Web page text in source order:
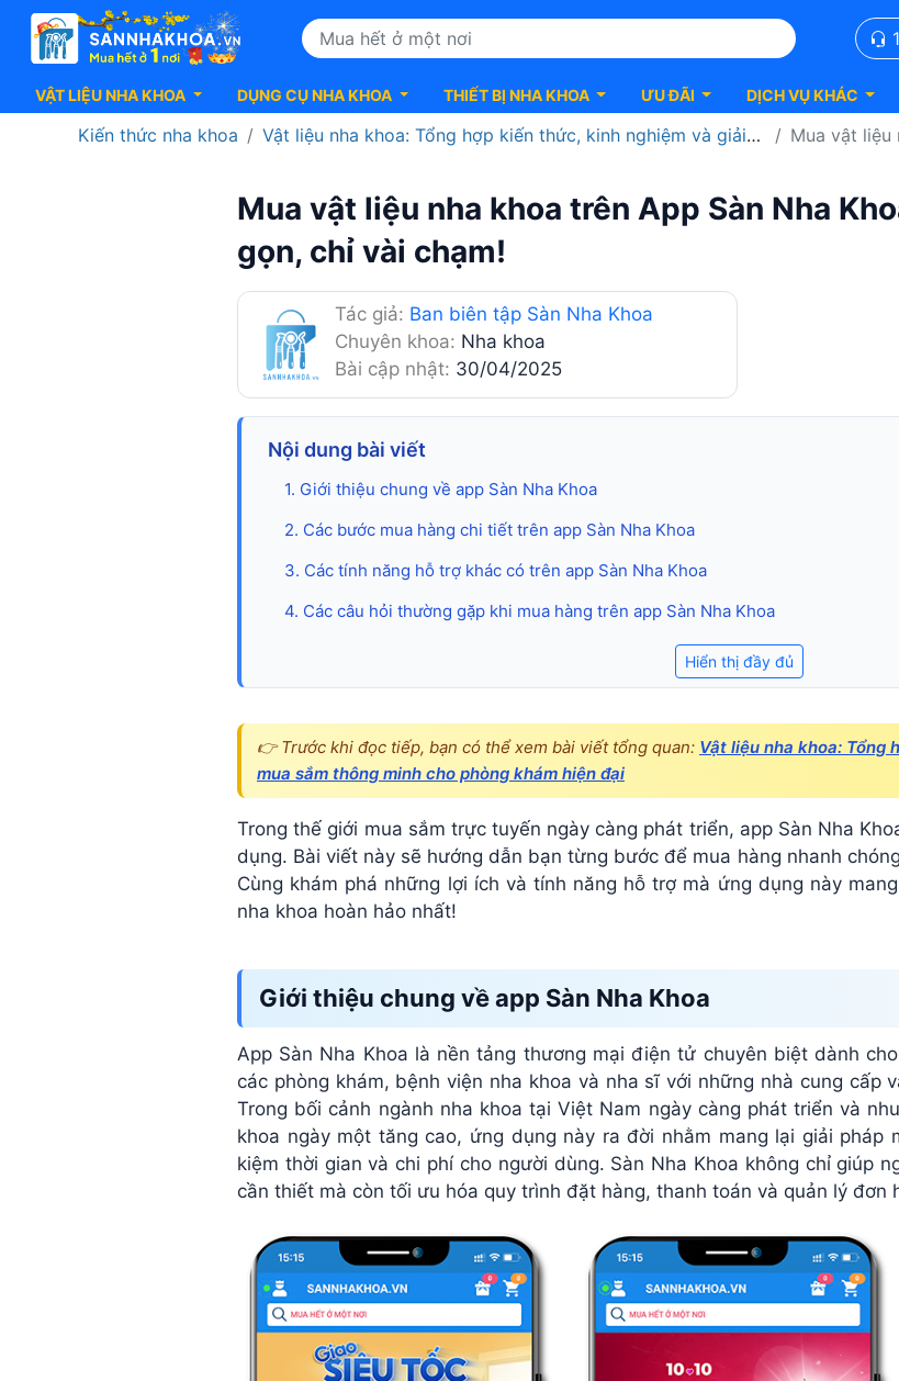
VẬT LIỆU NHA KHOA DỤNG CỤ NHA KHOA THIẾT BỊ NHA KHOA ƯU ĐÃI DỊCH VỤ KHÁC
Kiến thức nha khoa Vật liệu nha khoa: Tổng hợp kiến thức, kinh nghiệm và giải pháp mua sắm thông minh cho phòng khám hiện đại Mua vật liệu nha
Mua vật liệu nha khoa trên App Sàn Nha
gọn, chỉ vài chạm!
Tác giả: Ban biên tập Sàn Nha Khoa
Chuyên khoa: Nha khoa
Bài cập nhật: 30/04/2025
Nội dung bài viết
1. Giới thiệu chung về app Sàn Nha Khoa
2. Các bước mua hàng chi tiết trên app Sàn Nha Khoa
3. Các tính năng hỗ trợ khác có trên app Sàn Nha Khoa
4. Các câu hỏi thường gặp khi mua hàng trên app Sàn Nha Khoa
Hiển thị đầy đủ
👉 Trước khi đọc tiếp, bạn có thể xem bài viết tổng quan: Vật liệu nha khoa: Tổng
mua sắm thông minh cho phòng khám hiện đại
Trong thế giới mua sắm trực tuyến ngày càng phát triển, app Sàn Nha
dụng. Bài viết này sẽ hướng dẫn bạn từng bước để mua hàng nhanh
Cùng khám phá những lợi ích và tính năng hỗ trợ mà ứng dụng này
nha khoa hoàn hảo nhất!
Giới thiệu chung về app Sàn Nha Khoa
App Sàn Nha Khoa là nền tảng thương mại điện tử chuyên biệt dành
các phòng khám, bệnh viện nha khoa và nha sĩ với những nhà cung cấp
Trong bối cảnh ngành nha khoa tại Việt Nam ngày càng phát triển và
khoa ngày một tăng cao, ứng dụng này ra đời nhằm mang lại giải
kiệm thời gian và chi phí cho người dùng. Sàn Nha Khoa không chỉ giúp
cần thiết mà còn tối ưu hóa quy trình đặt hàng, thanh toán và quản lý đơn